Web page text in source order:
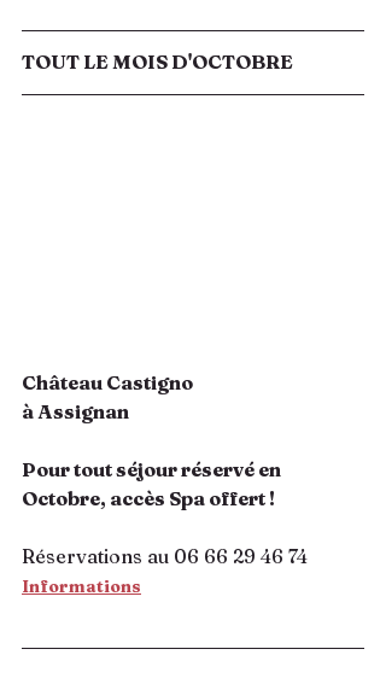
TOUT LE MOIS D'OCTOBRE
Château Castigno
à Assignan
Pour tout séjour réservé en
Octobre, accès Spa offert !
Réservations au 06 66 29 46 74
Informations